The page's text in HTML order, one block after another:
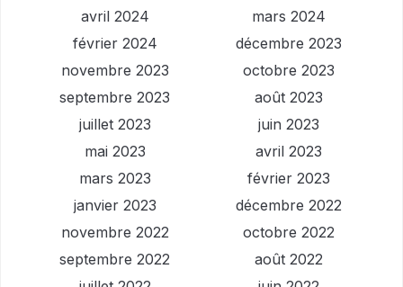
avril 2024
mars 2024
février 2024
décembre 2023
novembre 2023
octobre 2023
septembre 2023
août 2023
juillet 2023
juin 2023
mai 2023
avril 2023
mars 2023
février 2023
janvier 2023
décembre 2022
novembre 2022
octobre 2022
septembre 2022
août 2022